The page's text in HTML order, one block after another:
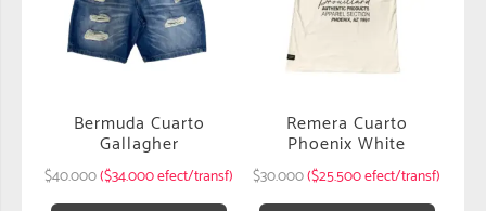
Bermuda Cuarto
Gallagher
$40.000($34.000 efect/transf)
Remera Cuarto
Phoenix White
$30.000($25.500 efect/transf)